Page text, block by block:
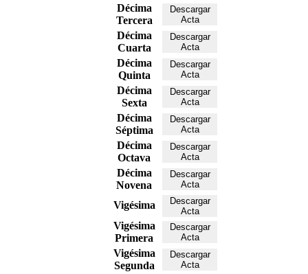
Décima
Tercera
Descargar
Acta
Décima
Cuarta
Descargar
Acta
Décima
Quinta
Descargar
Acta
Décima
Sexta
Descargar
Acta
Décima
Séptima
Descargar
Acta
Décima
Octava
Descargar
Acta
Décima
Novena
Descargar
Acta
Vigésima
Descargar
Acta
Vigésima
Primera
Descargar
Acta
Vigésima
Segunda
Descargar
Acta